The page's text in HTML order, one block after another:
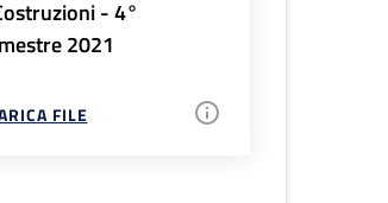
- 4°
2021
FILE